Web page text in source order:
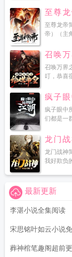
至尊龙
至尊龙帝
帝）（主
召唤
召唤万界
叮，恭喜
疯子
疯子眼中
们都是一
龙门战
龙门战神
我好欺负
最新更新
李湛小说全集阅读
宋思铭叶如云小说
葬神棺笔趣阁超前